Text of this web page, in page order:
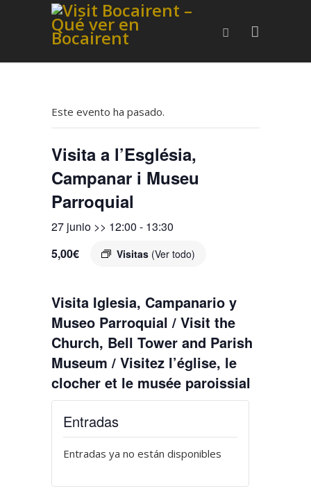
Este evento ha pasado.
Visita a l’Església,
Campanar i Museu
Parroquial
27 junio >> 12:00 - 13:30
Visitas (Ver todo)
5,00€
Visita Iglesia, Campanario y
Museo Parroquial / Visit the
Church, Bell Tower and Parish
Museum / Visitez l’église, le
clocher et le musée paroissial
Entradas
Entradas ya no están disponibles